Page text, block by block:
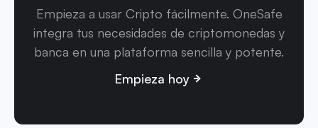
Empieza a usar Cripto fácilmente. OneSafe
integra tus necesidades de criptomonedas y
banca en una plataforma sencilla y potente.
Empieza hoy